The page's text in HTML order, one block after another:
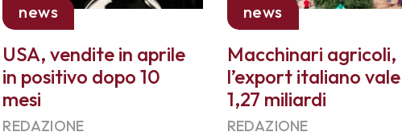
news
USA, vendite in aprile
in positivo dopo 10
mesi
REDAZIONE
news
Macchinari agricoli,
l’export italiano vale
1,27 miliardi
REDAZIONE